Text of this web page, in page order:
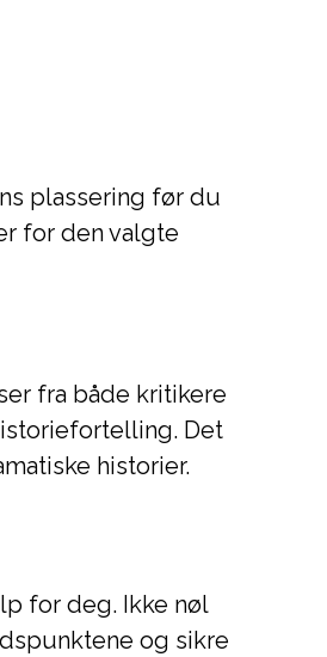
plassering før du
for den valgte
fra både kritikere
Det
historier.
for deg. Ikke nøl
og sikre